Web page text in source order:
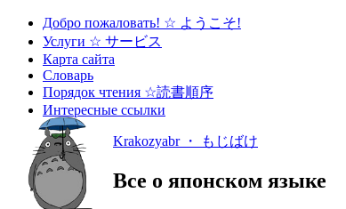
Добро пожаловать! ☆ ようこそ!
Услуги ☆ サービス
Карта сайта
Словарь
Порядок чтения ☆読書順序
Интересные ссылки
Krakozyabr ・ もじばけ
Все о японском языке